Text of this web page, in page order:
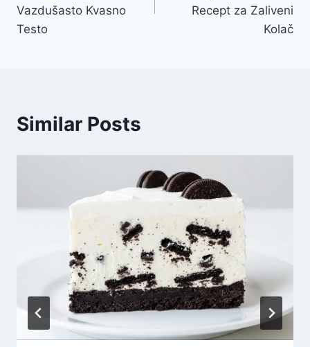
Vazdušasto Kvasno
Testo
Recept za Zaliveni
Kolač
Similar Posts